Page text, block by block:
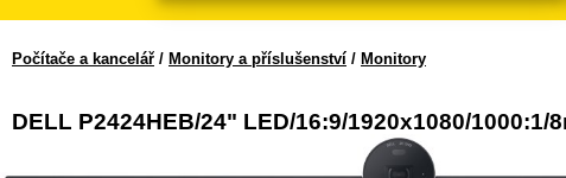
Počítače a kancelář / Monitory a příslušenství / Monitory
DELL P2424HEB/24" LED/16:9/1920x1080/